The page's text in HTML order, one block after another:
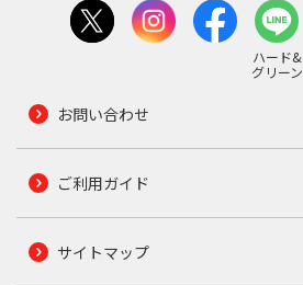
ハード&
グリーン
お問い合わせ
ご利用ガイド
サイトマップ